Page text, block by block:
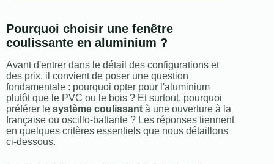
Pourquoi choisir une fenêtre
coulissante en aluminium ?
Avant d'entrer dans le détail des configurations et
des prix, il convient de poser une question
fondamentale : pourquoi opter pour l'aluminium
plutôt que le PVC ou le bois ? Et surtout, pourquoi
préférer le système coulissant à une ouverture à la
française ou oscillo-battante ? Les réponses tiennent
en quelques critères essentiels que nous détaillons
ci-dessous.